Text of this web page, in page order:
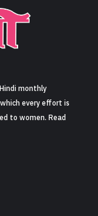
monthly
every effort is
to women. Read